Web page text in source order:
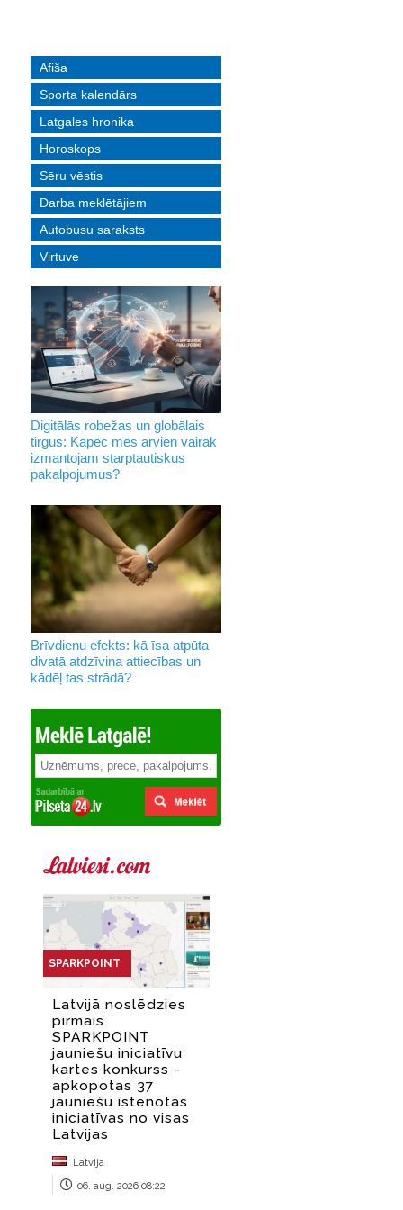
Afiša
Sporta kalendārs
Latgales hronika
Horoskops
Sēru vēstis
Darba meklētājiem
Autobusu saraksts
Virtuve
Digitālās robežas un globālais
tirgus: Kāpēc mēs arvien vairāk
izmantojam starptautiskus
pakalpojumus?
Brīvdienu efekts: kā īsa atpūta
divatā atdzīvina attiecības un
kādēļ tas strādā?